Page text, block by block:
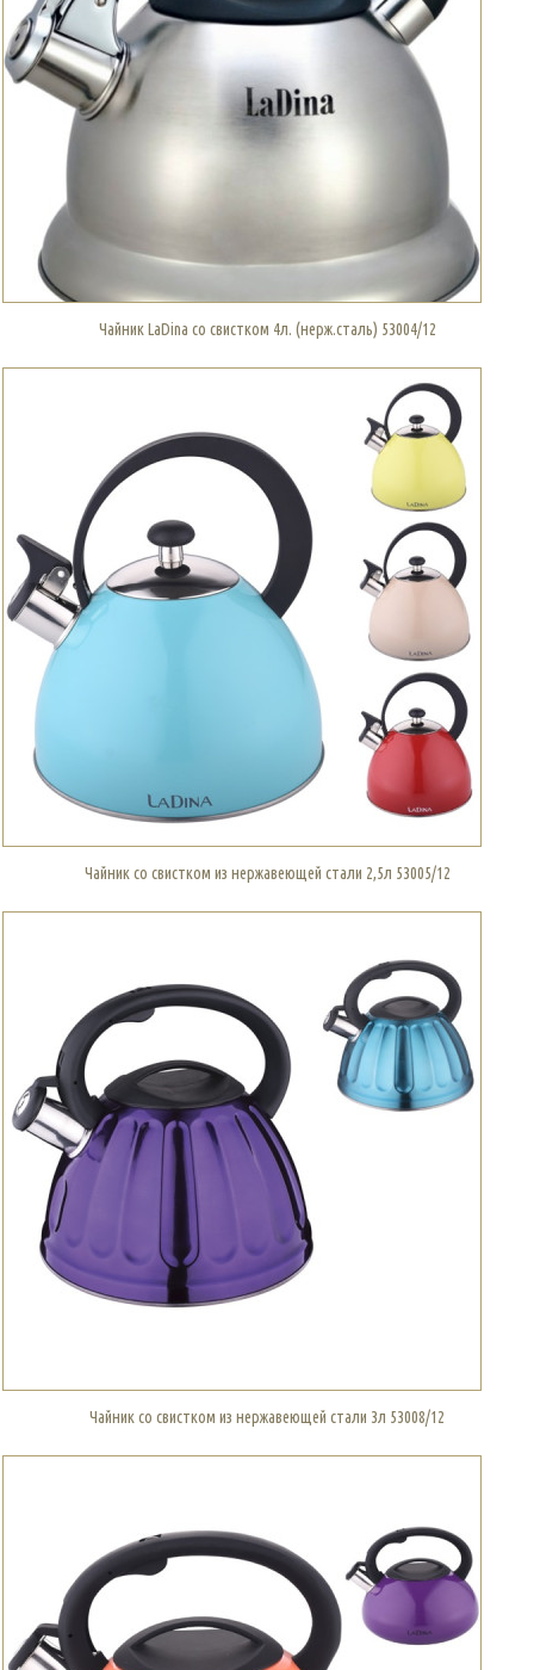
Чайник LaDina со свистком 4л. (нерж.сталь) 53004/12
Чайник со свистком из нержавеющей стали 2,5л 53005/12
Чайник со свистком из нержавеющей стали 3л 53008/12